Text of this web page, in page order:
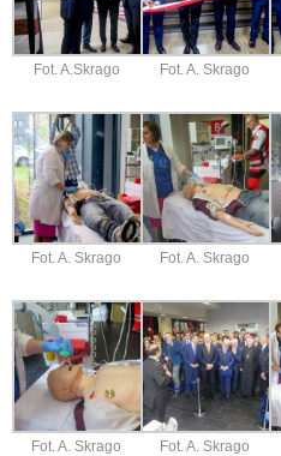
Fot. A.Skrago Fot. A. Skrago
Fot. A. Skrago Fot. A. Skrago
Fot. A. Skrago Fot. A. Skrago